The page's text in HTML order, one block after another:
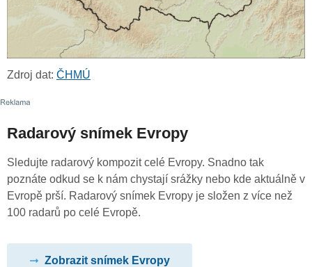
Zdroj dat: ČHMÚ
Radarový snímek Evropy
Sledujte radarový kompozit celé Evropy. Snadno tak
poznáte odkud se k nám chystají srážky nebo kde aktuálně v
Evropě prší. Radarový snímek Evropy je složen z více než
100 radarů po celé Evropě.
Zobrazit snímek Evropy